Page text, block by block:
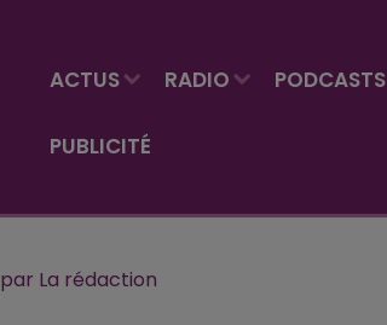
ACTUS RADIO PODCASTS
PUBLICITÉ
par La rédaction